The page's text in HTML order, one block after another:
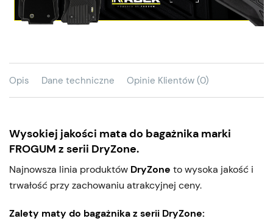
Opis Dane techniczne Opinie Klientów (0)
Wysokiej jakości mata do bagażnika marki
FROGUM z serii DryZone.
Najnowsza linia produktów DryZone to wysoka jakość i
trwałość przy zachowaniu atrakcyjnej ceny.
Zalety maty do bagażnika z serii DryZone: